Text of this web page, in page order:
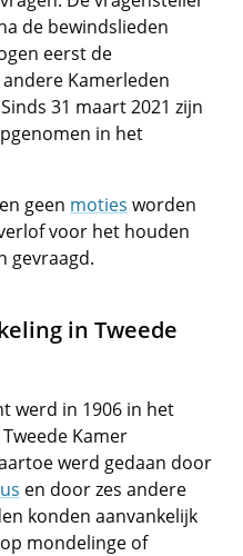
de bewindslieden
eerst de
Kamerleden
31 maart 2021 zijn
in het
geen moties worden
voor het houden
gevraagd.
in Tweede
werd in 1906 in het
Kamer
werd gedaan door
en door zes andere
konden aanvankelijk
mondelinge of